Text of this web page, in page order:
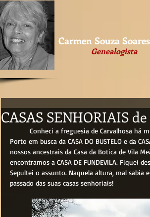
Carmen Souza
Genealogista
CASAS SENHORIAIS
Porto em busca da CASA DO BUSTELO e da
nossos ancestrais da Casa da Botica de Vila
encontramos a CASA DE FUNDEVILA. Fiquei
Sepultei o assunto. Naquela altura, mal
passado das suas casas senhoriais!